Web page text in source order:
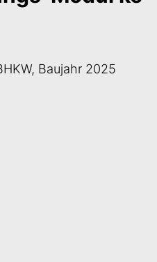
Baujahr 2025